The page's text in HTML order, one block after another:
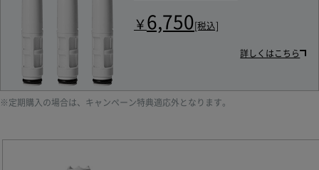
￥ 6,750 [税込]
詳しくはこちら
※定期購入の場合は、キャンペーン特典適応外となります。